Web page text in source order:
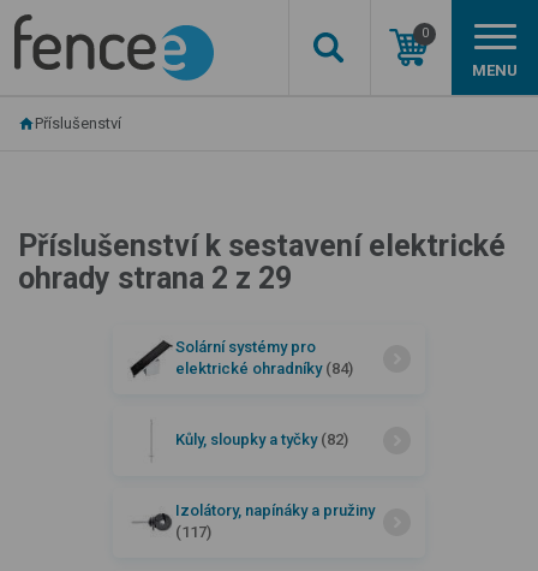
0
MENU
Příslušenství
Příslušenství k sestavení elektrické
ohrady strana 2 z 29
Solární systémy pro
elektrické ohradníky (84)
Kůly, sloupky a tyčky (82)
Izolátory, napínáky a pružiny
(117)